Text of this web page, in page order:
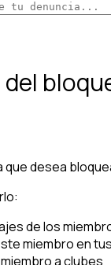
que desea
de los
miembro en
a clubes